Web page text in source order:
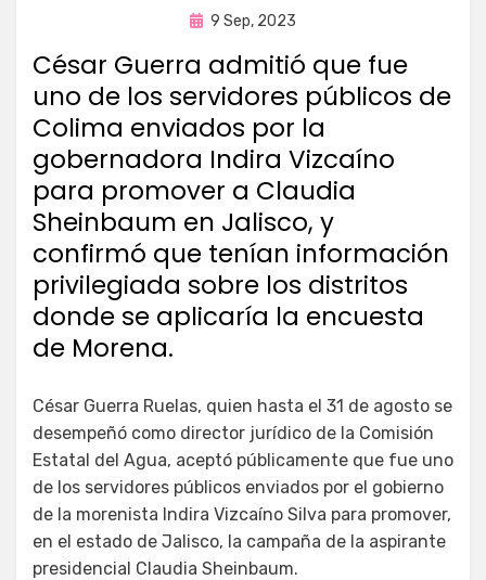
porFernando Miranda Servín
Publicada
9 Sep, 2023
César Guerra admitió que fue
uno de los servidores públicos de
Colima enviados por la
gobernadora Indira Vizcaíno
para promover a Claudia
Sheinbaum en Jalisco, y
confirmó que tenían información
privilegiada sobre los distritos
donde se aplicaría la encuesta
de Morena.
César Guerra Ruelas, quien hasta el 31 de agosto se
desempeñó como director jurídico de la Comisión
Estatal del Agua, aceptó públicamente que fue uno
de los servidores públicos enviados por el gobierno
de la morenista Indira Vizcaíno Silva para promover,
en el estado de Jalisco, la campaña de la aspirante
presidencial Claudia Sheinbaum.